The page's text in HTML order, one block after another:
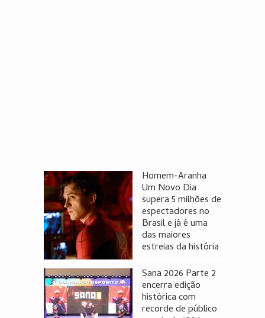
Homem-Aranha
Um Novo Dia
supera 5 milhões de
espectadores no
Brasil e já é uma
das maiores
estreias da história
Sana 2026 Parte 2
encerra edição
histórica com
recorde de público